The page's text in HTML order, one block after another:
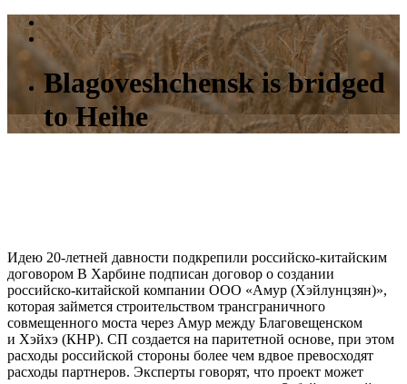
Blagoveshchensk is bridged
to Heihe
Идею 20-летней давности подкрепили российско-китайским
договором В Харбине подписан договор о создании
российско-китайской компании ООО «Амур (Хэйлунцзян)»,
которая займется строительством трансграничного
совмещенного моста через Амур между Благовещенском
и Хэйхэ (КНР). СП создается на паритетной основе, при этом
расходы российской стороны более чем вдвое превосходят
расходы партнеров. Эксперты говорят, что проект может